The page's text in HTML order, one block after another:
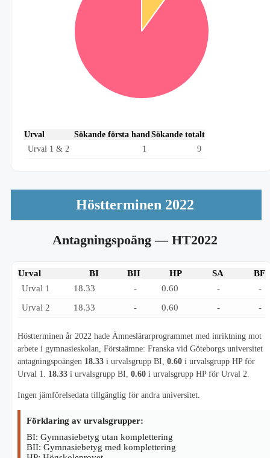
Urval Sökande första hand Sökande totalt
Urval 1 & 2
1 9
Höstterminen 2022
Antagningspoäng— HT2022
Urval BI BII HP SA
BF
Urval 1
18.33 - 0.60 -
-
Urval 2
18.33 - 0.60 - -
Höstterminen år 2022 hade Ämneslärarprogrammet med inriktning mot
arbete i gymnasieskolan, Förstaämne: Franska vid Göteborgs universitet
antagningspoängen 18.33 i urvalsgrupp BI, 0.60 i urvalsgrupp HP för
Urval 1. 18.33 i urvalsgrupp BI, 0.60 i urvalsgrupp HP för Urval 2.
Ingen jämförelsedata tillgänglig för andra universitet.
Förklaring av urvalsgrupper:
BI: Gymnasiebetyg utan komplettering
BII: Gymnasiebetyg med komplettering